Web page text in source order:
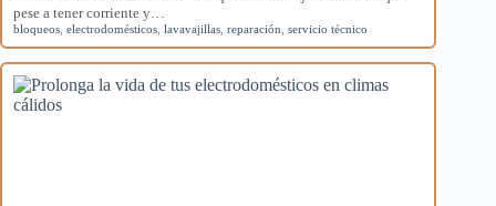
pese a tener corriente y…
bloqueos electrodomésticos lavavajillas reparación servicio técnico